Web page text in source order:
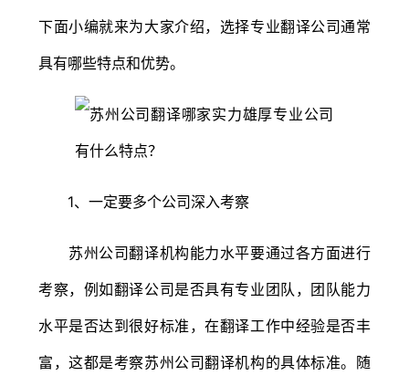
下面小编就来为大家介绍，选择专业翻译公司通常
具有哪些特点和优势。
1、一定要多个公司深入考察
苏州公司翻译机构能力水平要通过各方面进行
考察，例如翻译公司是否具有专业团队，团队能力
水平是否达到很好标准，在翻译工作中经验是否丰
富，这都是考察苏州公司翻译机构的具体标准。随